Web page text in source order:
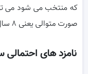
که منتخب می شود می
صورت متوالی یعنی ۸ سال مقام ریاست جمهوری را به دست آورد.
نامزد های احتمالی سال ۱۴۰۰ ریاست